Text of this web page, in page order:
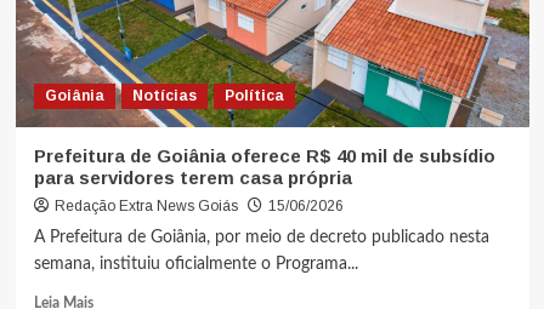
Goiânia Notícias Política
Prefeitura de Goiânia oferece R$ 40 mil de subsídio
para servidores terem casa própria
Redação Extra News Goiás
15/06/2026
A Prefeitura de Goiânia, por meio de decreto publicado nesta
semana, instituiu oficialmente o Programa...
Leia Mais